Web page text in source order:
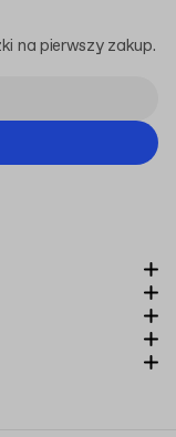
na pierwszy zakup.